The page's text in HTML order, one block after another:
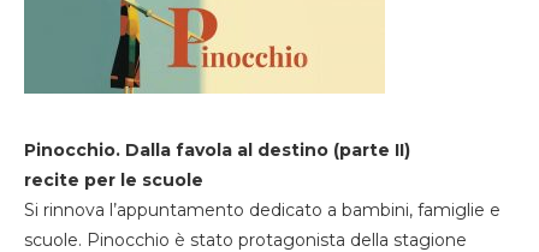
Pinocchio. Dalla favola al destino (parte II)
recite per le scuole
Si rinnova l’appuntamento dedicato a bambini, famiglie e
scuole. Pinocchio è stato protagonista della stagione